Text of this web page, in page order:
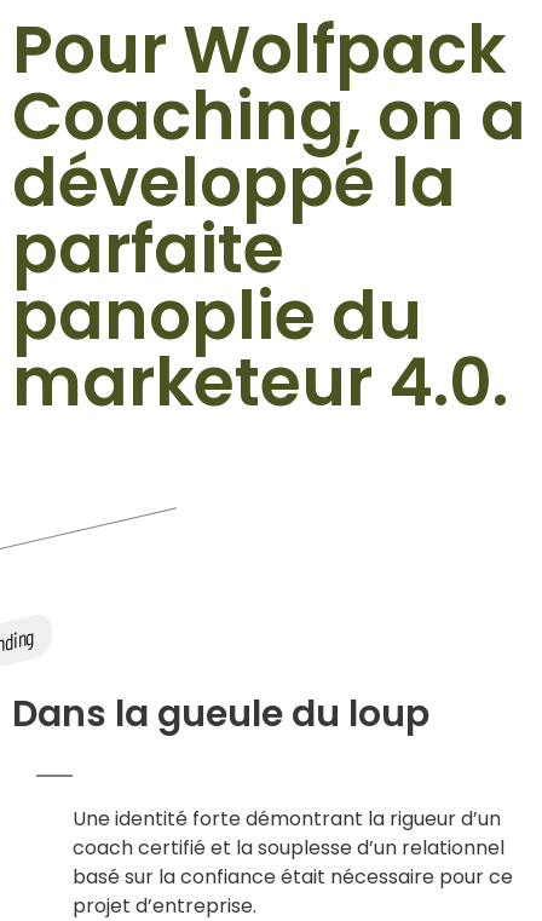
Pour Wolfpack
Coaching, on a
développé la
parfaite
panoplie du
marketeur 4.0.
Dans la gueule du loup​
Une identité forte démontrant la rigueur d’un
coach certifié et la souplesse d’un relationnel
basé sur la confiance était nécessaire pour ce
projet d’entreprise.